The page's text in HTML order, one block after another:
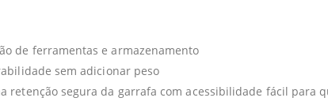
de ferramentas e armazenamento
sem adicionar peso
retenção segura da garrafa com acessibilidade fácil para